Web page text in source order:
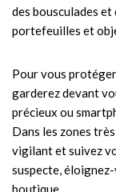
des bousculades
portefeuilles et
Pour vous
garderez devant
précieux ou
Dans les zones
vigilant et suivez
suspecte,
boutique.